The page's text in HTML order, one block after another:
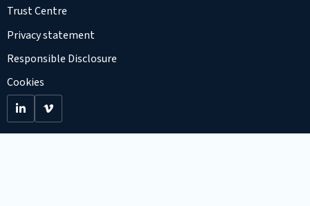
Trust Centre
Privacy statement
Responsible Disclosure
Cookies
Go
to
Go
to